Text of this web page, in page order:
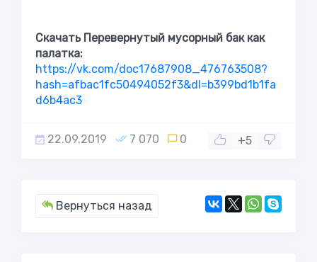
Скачать Перевернутый мусорный бак как
палатка:
https://vk.com/doc17687908_476763508?
hash=afbac1fc50494052f3&dl=b399bd1b1fa
d6b4ac3
22.09.2019 7 070 0 +5
Вернуться назад